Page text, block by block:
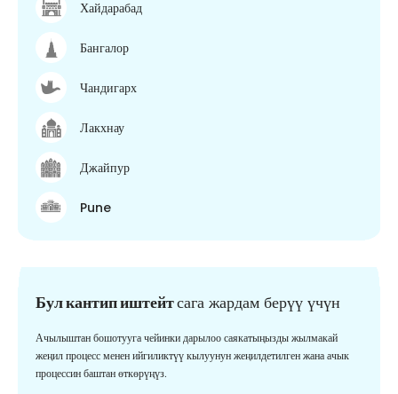
Хайдарабад
Бангалор
Чандигарх
Лакхнау
Джайпур
Pune
Бул кантип иштейтсага жардам берүү үчүн
Ачылыштан бошотууга чейинки дарылоо саякатыңызды жылмакай
жеңил процесс менен ийгиликтүү кылуунун жеңилдетилген жана ачык
процессин баштан өткөрүңүз.